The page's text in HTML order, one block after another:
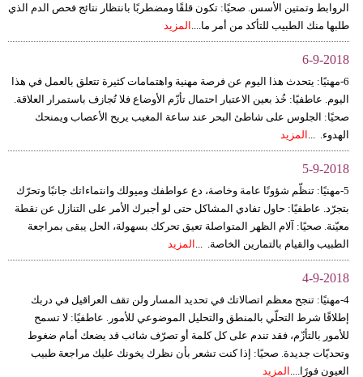
الروابط وتمتين الأسس. صحيًا: تكون قلقًا ومضطربًا بانتظار نتائج فحص الدم الذي
طلبها منك الطبيب للتأكد من أمر ما.... المزيد
6-9-2018
6-مهنيًا: يتحدث هذا اليوم عن فرصة مهنية واهتمامات كثيرة تتعلق بالعمل في هذا
اليوم. عاطفيًا: خُذ بعين الاعتبار احتمال تأزّم الأوضاع فلا تُجازف باستمرار العلاقة.
صحيًا: الجلوس على شاطئ البحر عند ساعة المغيب يريح الأعصاب ويمنحك
الهدوء. ... المزيد
5-9-2018
5-مهنيًا: تنظّم شؤونًا عامة وخاصة، دع عواطفك وميولك وانتماءاتك جانبًا وتحرّك
بتجرّد. عاطفيًا: حاول تفادي المشاكل حتى لو أجبرك الأمر على التنازل عن نقطة
معيّنة. صحيًا: آلام الظهر المتواصلة تعيق تحركك بسهولة، الحل يبقى بمراجعة
الطبيب والقيام بالتمارين الخاصة. ... المزيد
4-9-2018
4-مهنيًا: تنجح معظم اتصالاتك في تحديد المسار ولن تقف العراقيل في دربك
إطلاقًا شرط التحلّي بالمنطق والتحليل الموضوعي للأمور. عاطفيًا: لا تسمح
للأمور بالتأزّم، فقد تندم على كل كلمة أو تصرّف شائب قد يضعك أمام ضغوط
وتحديّات جديدة. صحيًا: إذا كنت تشعر بأن نظرك يخونك عليك مراجعة طبيب
العيون فورًا.... المزيد